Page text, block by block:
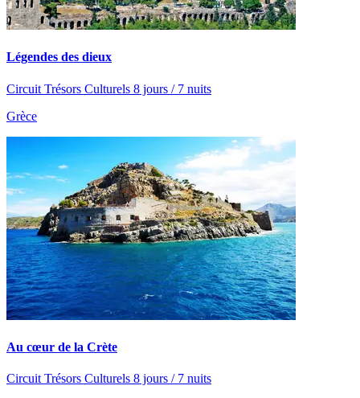
Légendes des dieux
Circuit Trésors Culturels 8 jours / 7 nuits
Grèce
Au cœur de la Crète
Circuit Trésors Culturels 8 jours / 7 nuits